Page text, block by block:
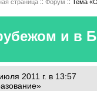
страница :: Форум :: Тема
и в
2011 г. в 13:57